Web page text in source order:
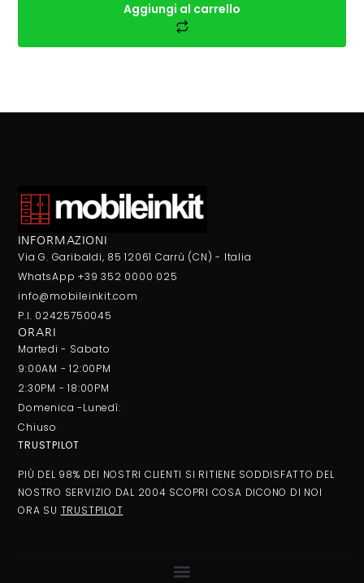
Aggiungi al carrello
INFORMAZIONI
Via G. Garibaldi, 85 12061 Carrù (CN) - Italia
WhatsApp +39 352 0000 025
info@mobileinkit.com
P.I. 02425750045
ORARI
Martedi - Sabato
9:00AM - 12:00PM
2:30PM - 18:00PM
Domenica -Lunedì:
Chiuso
TRUSTPILOT
PIÙ DEL 98% DEI NOSTRI CLIENTI SI RITIENE SODDISFATTO DEL
NOSTRO SERVIZIO DAL 2004 SCOPRI COSA DICONO DI NOI
ORA SU TRUSTPILOT